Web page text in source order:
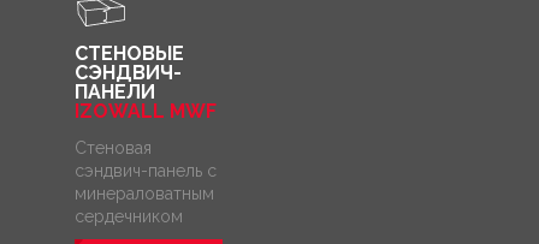
СТЕНОВЫЕ
СЭНДВИЧ-
ПАНЕЛИ
IZOWALL MWF
Стеновая
сэндвич-панель с
минераловатным
сердечником